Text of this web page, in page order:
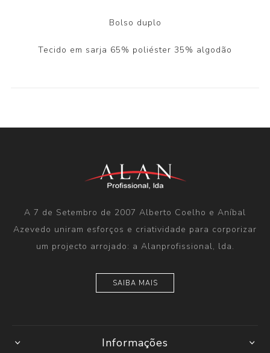
Bolso duplo
Tecido em sarja 65% poliéster 35% algodão
A 7 de Setembro de 2007 Alberto Coelho e Aníbal
Azevedo uniram esforços e criatividade para corporizar
um projecto arrojado: a Alanprofissional, lda.
SAIBA MAIS
Informações